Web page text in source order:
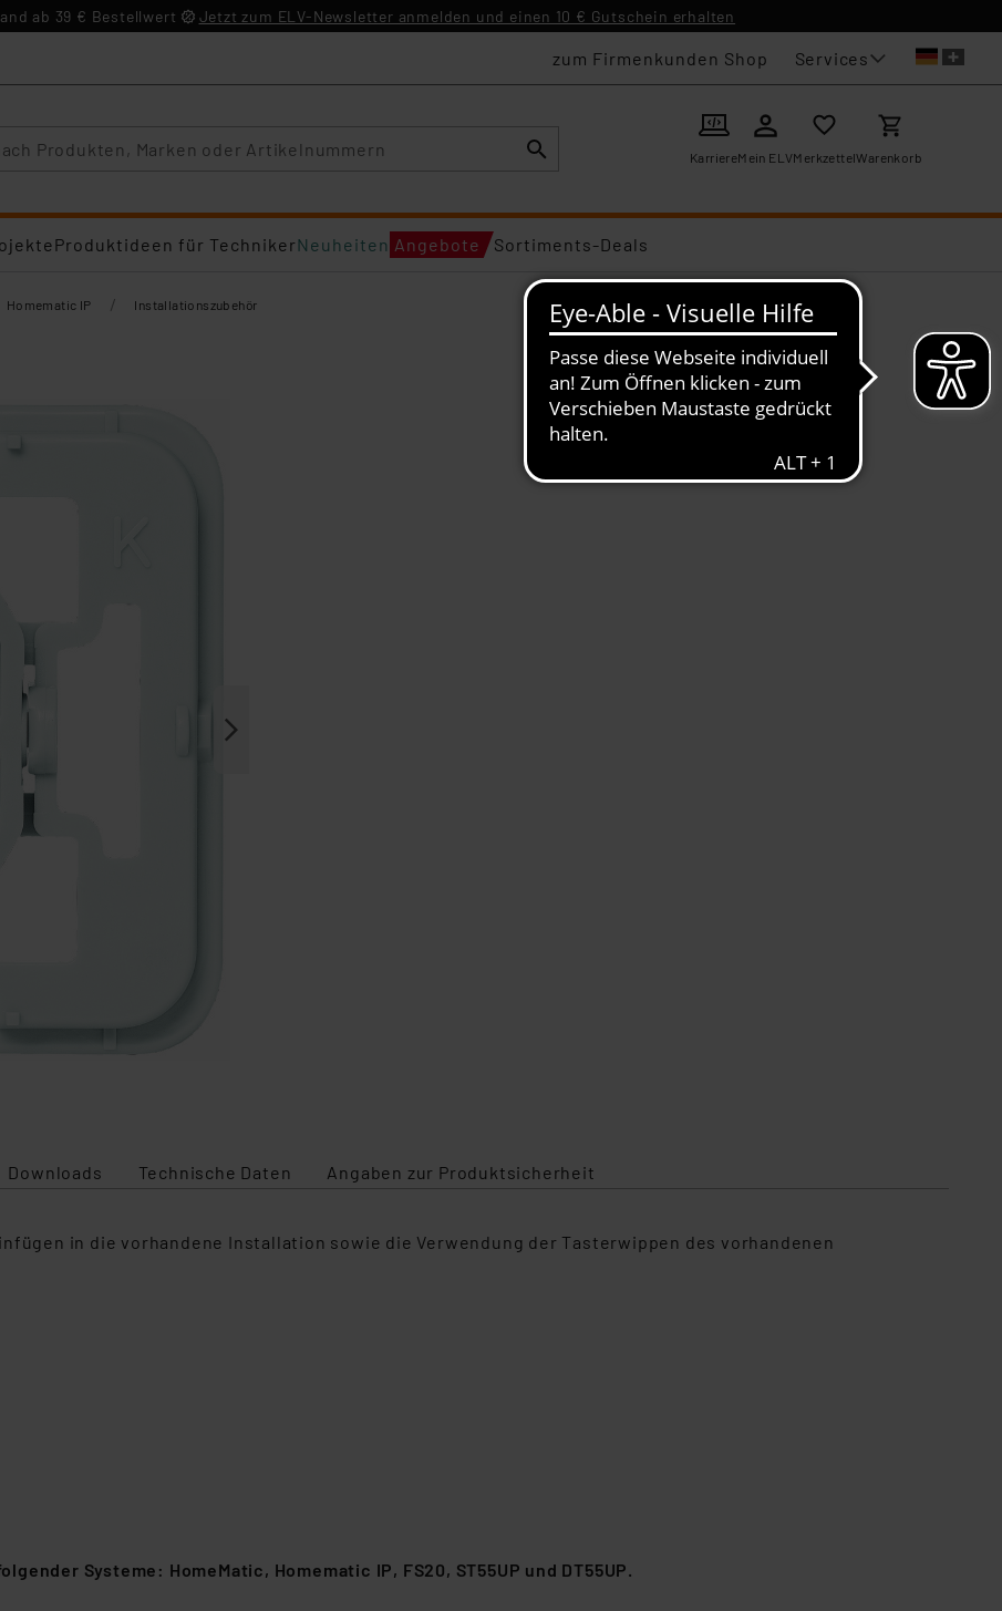
ab 39 € Bestellwert Jetzt zum ELV-Newsletter anmelden und einen 10 € Gutschein erhalten
zum Firmenkunden Shop Services
KarriereMein ELVMerkzettelWarenkorb
Produktideen für TechnikerNeuheiten Angebote Sortiments-Deals
Homematic IP / Installationszubehör
Downloads Technische Daten Angaben zur Produktsicherheit
in die vorhandene Installation sowie die Verwendung der Tasterwippen des vorhandenen
Systeme: HomeMatic, Homematic IP, FS20, ST55UP und DT55UP.